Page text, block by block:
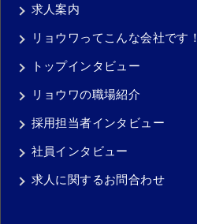
求人案内
リョウワってこんな会社です！
トップインタビュー
リョウワの職場紹介
採用担当者インタビュー
社員インタビュー
求人に関するお問合わせ